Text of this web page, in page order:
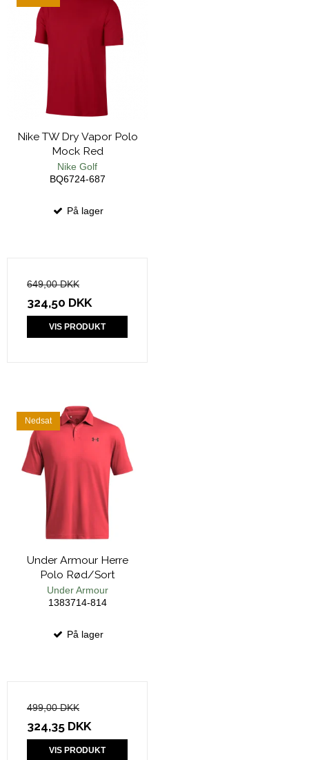
Nike TW Dry Vapor Polo
Mock Red
Nike Golf
BQ6724-687
På lager
649,00 DKK
324,50 DKK
VIS PRODUKT
Nedsat
Under Armour Herre
Polo Rød/Sort
Under Armour
1383714-814
På lager
499,00 DKK
324,35 DKK
VIS PRODUKT